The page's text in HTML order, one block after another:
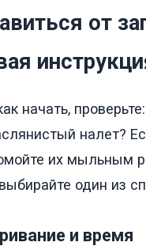
от
начать,
налет?
их мыльным
один из
и время